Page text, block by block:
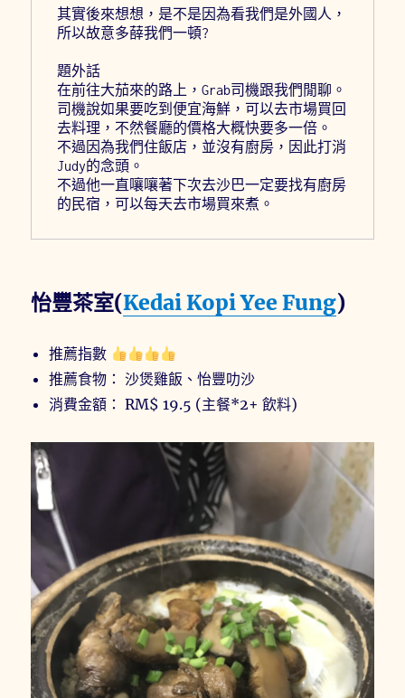
其實後來想想，是不是因為看我們是外國人，
所以故意多薛我們一頓?
題外話
在前往大茄來的路上，Grab司機跟我們閒聊。
司機說如果要吃到便宜海鮮，可以去市場買回
去料理，不然餐廳的價格大概快要多一倍。
不過因為我們住飯店，並沒有廚房，因此打消
Judy的念頭。
不過他一直嚷嚷著下次去沙巴一定要找有廚房
的民宿，可以每天去市場買來煮。
怡豐茶室(Kedai Kopi Yee Fung)
推薦指數
推薦食物： 沙煲雞飯、怡豐叻沙
消費金額： RM$ 19.5 (主餐*2+ 飲料)